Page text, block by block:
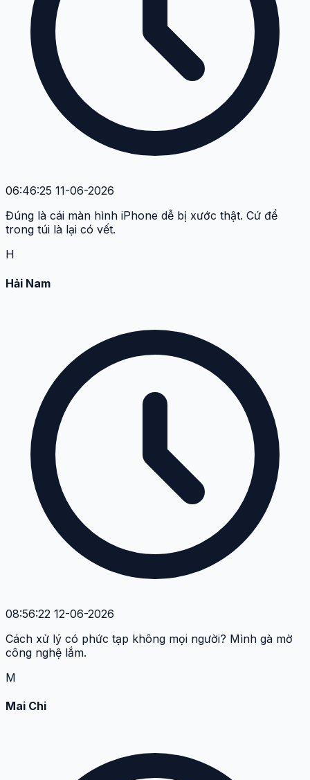
06:46:25 11-06-2026
Đúng là cái màn hình iPhone dễ bị xước thật. Cứ để
trong túi là lại có vết.
H
Hải Nam
08:56:22 12-06-2026
Cách xử lý có phức tạp không mọi người? Mình gà mờ
công nghệ lắm.
M
Mai Chi